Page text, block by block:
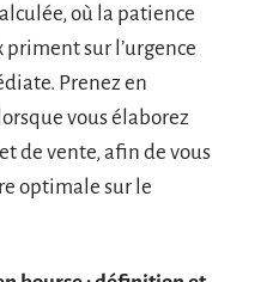
où la patience
sur l’urgence
Prenez en
vous élaborez
de vente, afin de vous
optimale sur le